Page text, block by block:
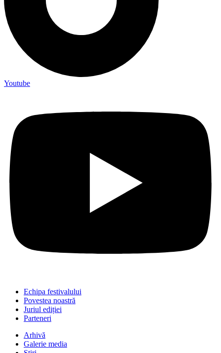
Youtube
Echipa festivalului
Povestea noastră
Juriul ediției
Parteneri
Arhivă
Galerie media